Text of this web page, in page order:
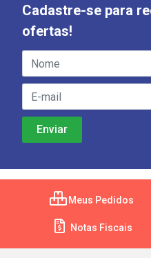
Cadastre-se para
ofertas!
Meus Pedidos
Notas Fiscais